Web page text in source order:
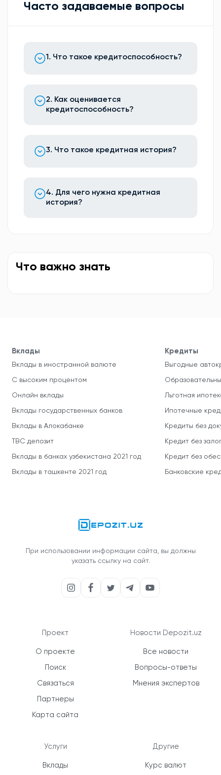
Часто задаваемые вопросы
1. Что такое кредитоспособность?
2. Как оценивается
кредитоспособность?
3. Что такое кредитная история?
4. Для чего нужна кредитная
история?
Что важно знать
Вклады
Вклады в иностранной валюте
С высоким процентом
Онлайн вклады
Вклады государственных банков
Вклады в Алокабанке
TBC депозит
Вклады в банках узбекистана 2021 год
Вклады в ташкенте 2021 год
Кредиты
Выгодные
Льготная
Ипотечные
Кредиты без
Кредит без
Кредит без
Банковские
При использовании информации сайта, вы должны
указать ссылку на сайт.
Проект
О проекте
Поиск
Связаться
Партнеры
Карта сайта
Услуги
Вклады
Новости Depozit.uz
Все новости
Вопросы-ответы
Мнения экспертов
Другие
Курс валют